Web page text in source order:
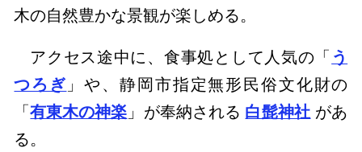
木の自然豊かな景観が楽しめる。
アクセス途中に、食事処として人気の「 う
つろぎ 」や、静岡市指定無形民俗文化財の
「有東木の神楽 」が奉納される 白髭神社 があ
る。